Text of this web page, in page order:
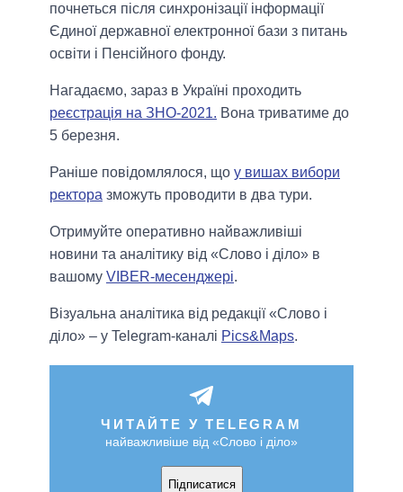
почнеться після синхронізації інформації
Єдиної державної електронної бази з питань
освіти і Пенсійного фонду.
Нагадаємо, зараз в Україні проходить
реєстрація на ЗНО-2021. Вона триватиме до
5 березня.
Раніше повідомлялося, що у вишах вибори
ректора зможуть проводити в два тури.
Отримуйте оперативно найважливіші
новини та аналітику від «Слово і діло» в
вашому VIBER-месенджері.
Візуальна аналітика від редакції «Слово і
діло» – у Telegram-каналі Pics&Maps.
ЧИТАЙТЕ У TELEGRAM
найважливіше від «Слово і діло»
Підписатися